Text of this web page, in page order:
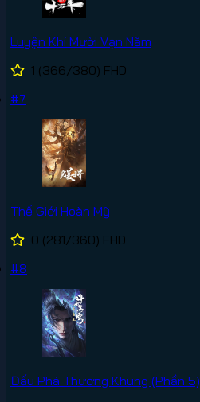
Luyện Khí Mười Vạn Năm
1 (366/380) FHD
#7
Thế Giới Hoàn Mỹ
0 (281/360) FHD
#8
Đấu Phá Thương Khung (Phần 5)